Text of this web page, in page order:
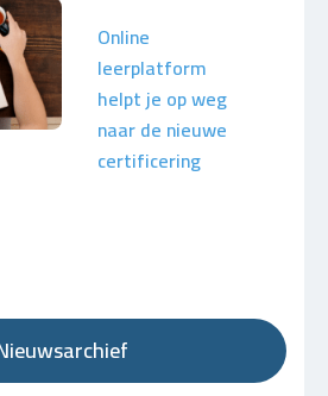
Online
leerplatform
helpt je op weg
naar de nieuwe
certificering